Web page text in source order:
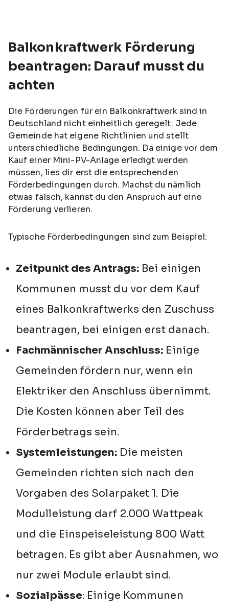
Balkonkraftwerk Förderung
beantragen: Darauf musst du
achten
Die Förderungen für ein Balkonkraftwerk sind in
Deutschland nicht einheitlich geregelt. Jede
Gemeinde hat eigene Richtlinien und stellt
unterschiedliche Bedingungen. Da einige vor dem
Kauf einer Mini-PV-Anlage erledigt werden
müssen, lies dir erst die entsprechenden
Förderbedingungen durch. Machst du nämlich
etwas falsch, kannst du den Anspruch auf eine
Förderung verlieren.
Typische Förderbedingungen sind zum Beispiel:
Zeitpunkt des Antrags: Bei einigen
Kommunen musst du vor dem Kauf
eines Balkonkraftwerks den Zuschuss
beantragen, bei einigen erst danach.
Fachmännischer Anschluss: Einige
Gemeinden fördern nur, wenn ein
Elektriker den Anschluss übernimmt.
Die Kosten können aber Teil des
Förderbetrags sein.
Systemleistungen:Die meisten
Gemeinden richten sich nach den
Vorgaben des Solarpaket 1. Die
Modulleistung darf 2.000 Wattpeak
und die Einspeiseleistung 800 Watt
betragen. Es gibt aber Ausnahmen, wo
nur zwei Module erlaubt sind.
Sozialpässe: Einige Kommunen